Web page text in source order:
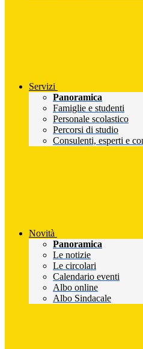
Servizi
Panoramica
Famiglie e studenti
Personale scolastico
Percorsi di studio
Consulenti, esperti e
Novità
Panoramica
Le notizie
Le circolari
Calendario eventi
Albo online
Albo Sindacale